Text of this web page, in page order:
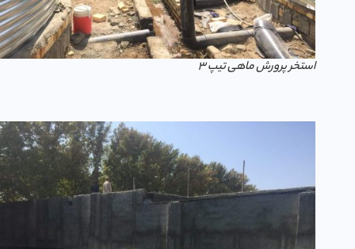
استخر پرورش ماهی تیپ 3